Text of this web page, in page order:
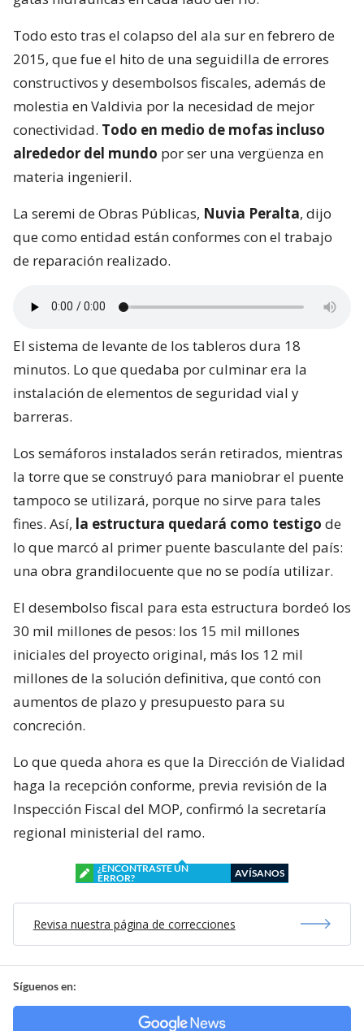
Todo esto tras el colapso del ala sur en febrero de
2015, que fue el hito de una seguidilla de errores
constructivos y desembolsos fiscales, además de
molestia en Valdivia por la necesidad de mejor
conectividad. Todo en medio de mofas incluso
alrededor del mundo por ser una vergüenza en
materia ingenieril.
La seremi de Obras Públicas, Nuvia Peralta, dijo
que como entidad están conformes con el trabajo
de reparación realizado.
El sistema de levante de los tableros dura 18
minutos. Lo que quedaba por culminar era la
instalación de elementos de seguridad vial y
barreras.
Los semáforos instalados serán retirados, mientras
la torre que se construyó para maniobrar el puente
tampoco se utilizará, porque no sirve para tales
fines. Así, la estructura quedará como testigo de
lo que marcó al primer puente basculante del país:
una obra grandilocuente que no se podía utilizar.
El desembolso fiscal para esta estructura bordeó los
30 mil millones de pesos: los 15 mil millones
iniciales del proyecto original, más los 12 mil
millones de la solución definitiva, que contó con
aumentos de plazo y presupuesto para su
concreción.
Lo que queda ahora es que la Dirección de Vialidad
haga la recepción conforme, previa revisión de la
Inspección Fiscal del MOP, confirmó la secretaría
regional ministerial del ramo.
¿ENCONTRASTE UN
ERROR?
AVÍSANOS
Revisa nuestra página de correcciones
Síguenos en: